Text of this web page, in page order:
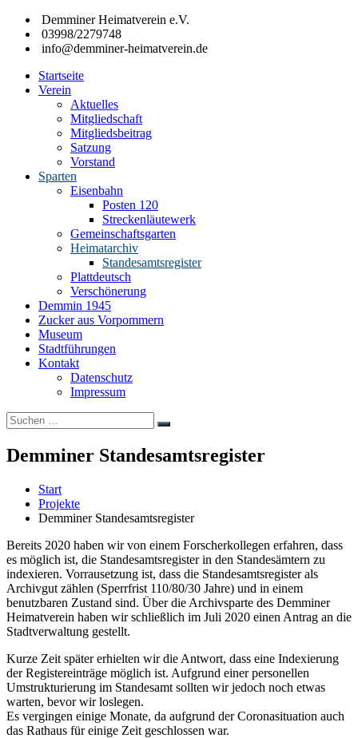
Zum
Inhalt
springen
Demminer Heimatverein e.V.
03998/2279748
info@demminer-heimatverein.de
Demminer
Heimatverein
Förderung
Heimatkunde
Heimatpflege
Hansestadt
umliegenden
Startseite
Verein
Aktuelles
Mitgliedschaft
Mitgliedsbeitrag
Satzung
Vorstand
Sparten
Eisenbahn
Posten 120
Streckenläutewerk
Gemeinschaftsgarten
Heimatarchiv
Standesamtsregister
Plattdeutsch
Verschönerung
Demmin 1945
Zucker aus Vorpommern
Museum
Stadtführungen
Kontakt
Datenschutz
Impressum
Suchen
nach:
Suchen
Demminer Standesamtsregister
Start
Projekte
Demminer Standesamtsregister
Bereits 2020 haben wir von einem Forscherkollegen erfahren, dass
es möglich ist, die Standesamtsregister in den Standesämtern zu
indexieren. Vorrausetzung ist, dass die Standesamtsregister als
Archivgut zählen (Sperrfrist 110/80/30 Jahre) und in einem
benutzbaren Zustand sind. Über die Archivsparte des Demminer
Heimatverein haben wir schließlich im Juli 2020 einen Antrag an die
Stadtverwaltung gestellt.
Kurze Zeit später erhielten wir die Antwort, dass eine Indexierung
der Registereinträge möglich ist. Aufgrund einer personellen
Umstrukturierung im Standesamt sollten wir jedoch noch etwas
warten, bevor wir loslegen.
Es vergingen einige Monate, da aufgrund der Coronasituation auch
das Rathaus für einige Zeit geschlossen war.